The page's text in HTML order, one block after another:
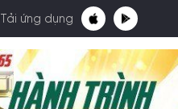
Tải ứng dụng